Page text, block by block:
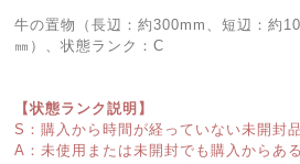
牛の置物（長辺：約300mm、短辺：約
㎜）、状態ランク：C
【状態ランク説明】
S：購入から時間が経っていない未開封
A：未使用または未開封でも購入からあ